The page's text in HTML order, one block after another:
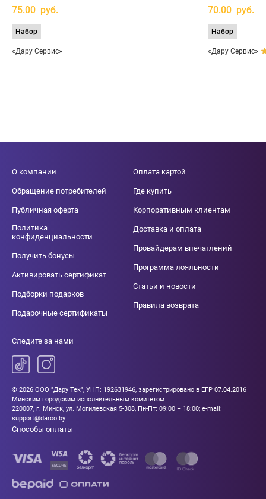
75.00 руб.
Набор
«Дару Сервис»
70.00 руб.
Набор
«Дару Сервис»
О компании
Обращение потребителей
Публичная оферта
Политика
конфиденциальности
Получить бонусы
Активировать сертификат
Подборки подарков
Подарочные сертификаты
Оплата картой
Где купить
Корпоративным клиентам
Доставка и оплата
Провайдерам впечатлений
Программа лояльности
Статьи и новости
Правила возврата
Следите за нами
© 2026 ООО "Дару Тек", УНП: 192631946, зарегистрировано в ЕГР 07.04.2016
Минским городским исполнительным комитетом
220007, г. Минск, ул. Могилевская 5-308, Пн-Пт: 09:00 – 18:00; e-mail:
support@daroo.by
Способы оплаты